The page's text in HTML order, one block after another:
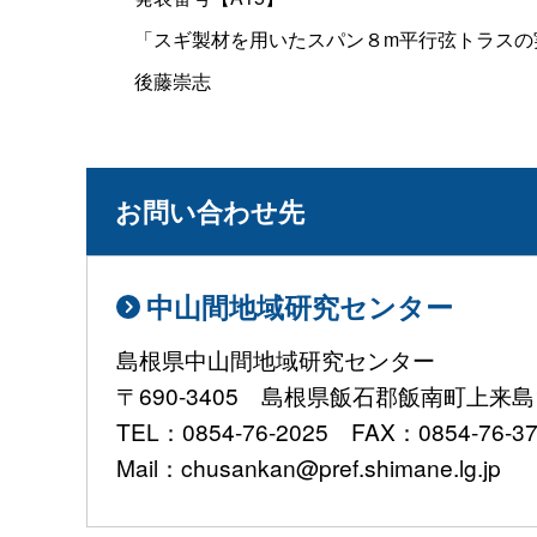
「スギ製材を用いたスパン８m平行弦トラス
後藤崇志
お問い合わせ先
中山間地域研究センター
島根県中山間地域研究センター
〒690-3405 島根県飯石郡飯南町上来
TEL：0854-76-2025 FAX：0854-76-
Mail：chusankan@pref.shimane.lg.jp